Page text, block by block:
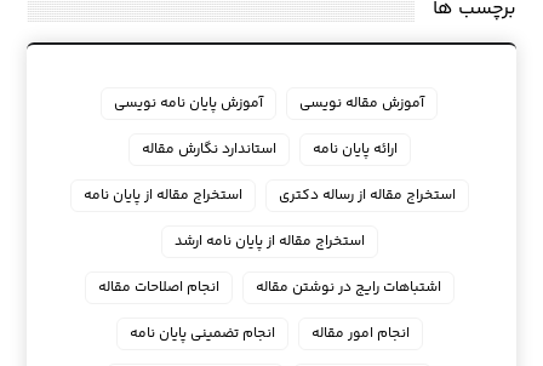
برچسب ها
آموزش مقاله نویسی
آموزش پایان نامه نویسی
ارائه پایان نامه
استاندارد نگارش مقاله
استخراج مقاله از رساله دکتری
استخراج مقاله از پایان نامه
استخراج مقاله از پایان نامه ارشد
اشتباهات رایج در نوشتن مقاله
انجام اصلاحات مقاله
انجام امور مقاله
انجام تضمینی پایان نامه